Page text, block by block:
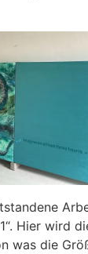
Hier wird
was die